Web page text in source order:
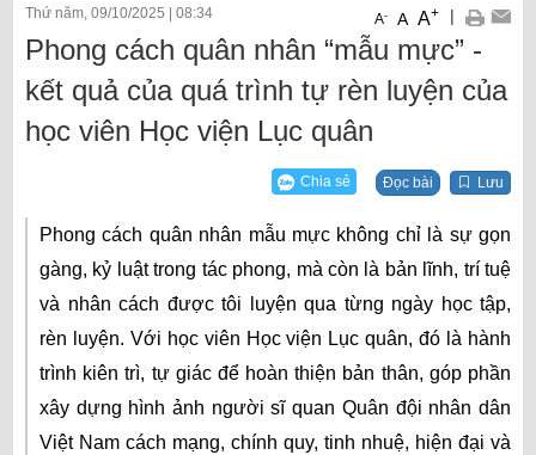
Thứ năm, 09/10/2025 08:34 A- A A+ |
Phong cách quân nhân “mẫu mực” -
kết quả của quá trình tự rèn luyện của
học viên Học viện Lục quân
Chia sẻ Đọc bài Lưu
Phong cách quân nhân mẫu mực không chỉ là sự gọn
gàng, kỷ luật trong tác phong, mà còn là bản lĩnh, trí tuệ
và nhân cách được tôi luyện qua từng ngày học tập,
rèn luyện. Với học viên Học viện Lục quân, đó là hành
trình kiên trì, tự giác để hoàn thiện bản thân, góp phần
xây dựng hình ảnh người sĩ quan Quân đội nhân dân
Việt Nam cách mạng, chính quy, tinh nhuệ, hiện đại và